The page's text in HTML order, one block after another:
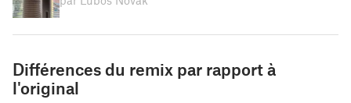
Différences du remix par rapport à
l'original